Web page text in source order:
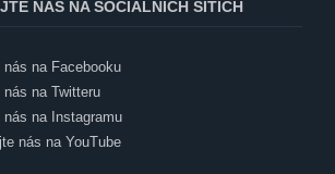
NÁS NA SOCIÁLNÍCH SÍTÍCH
nás na Facebooku
nás na Twitteru
nás na Instagramu
nás na YouTube